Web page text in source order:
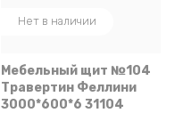
Нет в наличии
Мебельный щит №104
Травертин Феллини
3000*600*6 31104